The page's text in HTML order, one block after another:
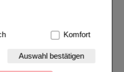
Hierbei handelt es sich um
Navigation, Warenkorb,
diese nicht verzichtet
Komfort
Auswahl bestätigen